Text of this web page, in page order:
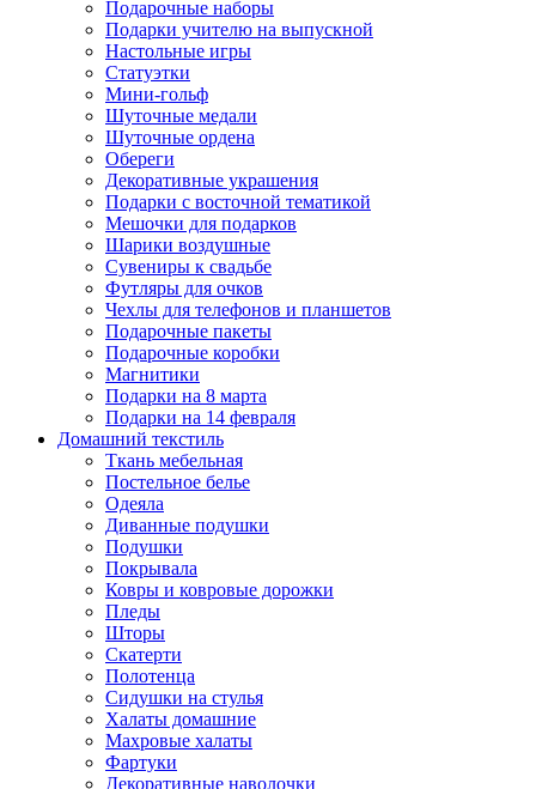
Подарочные наборы
Подарки учителю на выпускной
Настольные игры
Статуэтки
Мини-гольф
Шуточные медали
Шуточные ордена
Обереги
Декоративные украшения
Подарки с восточной тематикой
Мешочки для подарков
Шарики воздушные
Сувениры к свадьбе
Футляры для очков
Чехлы для телефонов и планшетов
Подарочные пакеты
Подарочные коробки
Магнитики
Подарки на 8 марта
Подарки на 14 февраля
Домашний текстиль
Ткань мебельная
Постельное белье
Одеяла
Диванные подушки
Подушки
Покрывала
Ковры и ковровые дорожки
Пледы
Шторы
Скатерти
Полотенца
Сидушки на стулья
Халаты домашние
Махровые халаты
Фартуки
Декоративные наволочки